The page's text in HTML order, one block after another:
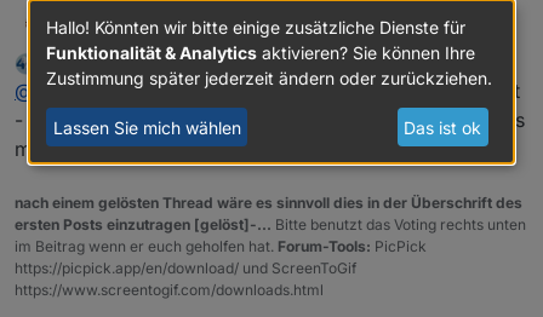
einen weiter unten, unter Netzwerk vergebe ich dann
auch eine IP
dslraser@liv-in-sky
also das hier:
Offline
liv-in-skyschrieb am6. Sept. 2019, 16:51
zuletzt editiert von
@ dslraservielleicht - wenn das sch...-ding endlich läuft
- bei ich einen umsschalter ein - dann müßtest du nichts
mehr ändern
nach einem gelösten Thread wäre es sinnvoll dies in der Überschrift des
ersten Posts einzutragen [gelöst]-... Bitte benutzt das Voting rechts unten
im Beitrag wenn er euch geholfen hat. Forum-Tools: PicPick
https://picpick.app/en/download/ und ScreenToGif
https://www.screentogif.com/downloads.html
Hallo! Könnten wir bitte einige zusätzliche Dienste für
Funktionalität & Analytics aktivieren? Sie können Ihre
Zustimmung später jederzeit ändern oder zurückziehen.
Lassen Sie mich wählen Das ist ok